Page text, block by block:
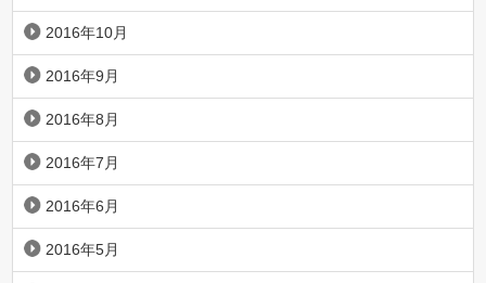
2016年10月
2016年9月
2016年8月
2016年7月
2016年6月
2016年5月